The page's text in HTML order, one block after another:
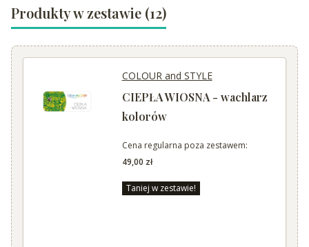
Produkty w zestawie (12)
COLOUR and STYLE
CIEPŁA WIOSNA - wachlarz
kolorów
Cena regularna poza zestawem:
49,00 zł
Taniej w zestawie!